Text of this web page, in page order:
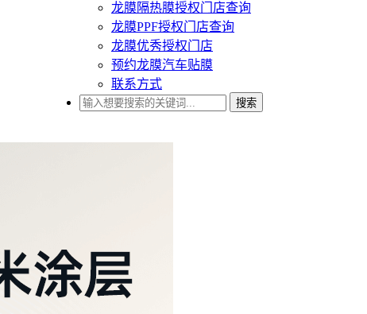
龙膜隔热膜授权门店查询
龙膜PPF授权门店查询
龙膜优秀授权门店
预约龙膜汽车贴膜
联系方式
搜索